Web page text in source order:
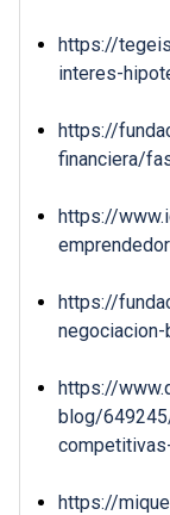
https://
interes-
https://
financiera/
https://
https://
negociacion-
https://
blog/
https://